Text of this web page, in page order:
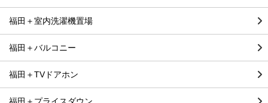
福田＋室内洗濯機置場
福田＋バルコニー
福田＋TVドアホン